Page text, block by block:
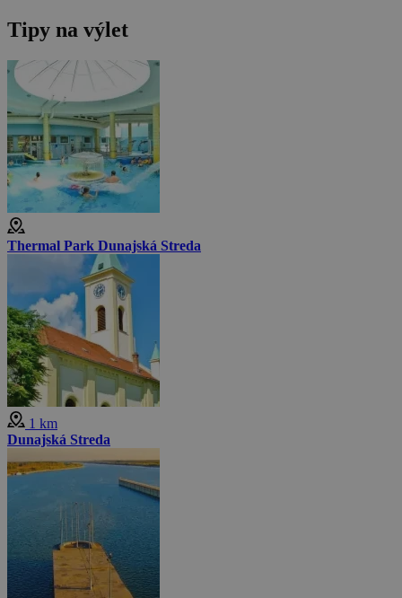
Tipy na výlet
Thermal Park Dunajská Streda
1 km
Dunajská Streda